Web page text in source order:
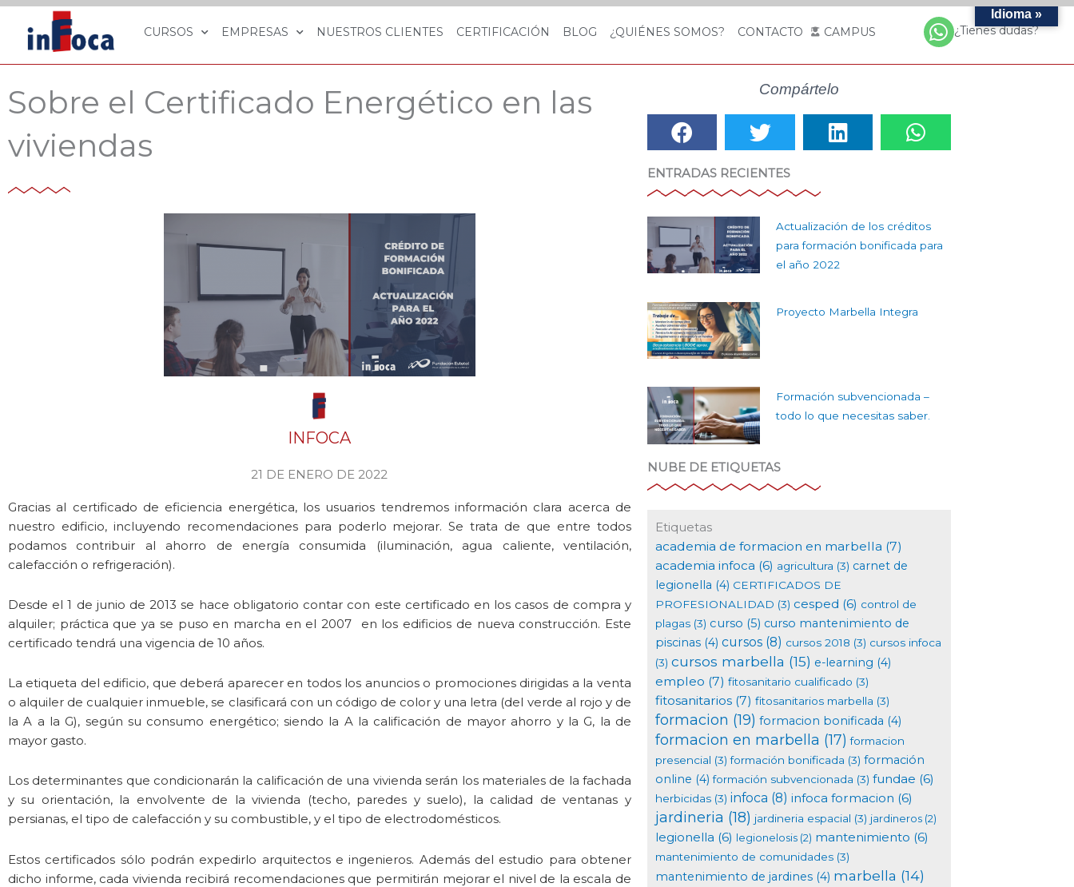
Ir
contenido
CURSOS EMPRESAS NUESTROS CLIENTES CERTIFICACIÓN BLOG ¿QUIÉNES SOMOS? CONTACTO CAMPUS ¿Tienes dudas?
Sobre el Certificado Energético en las
viviendas
INFOCA
21 DE ENERO DE 2022
Gracias al certificado de eficiencia energética, los usuarios tendremos información clara acerca de
nuestro edificio, incluyendo recomendaciones para poderlo mejorar. Se trata de que entre todos
podamos contribuir al ahorro de energía consumida (iluminación, agua caliente, ventilación,
calefacción o refrigeración).
Desde el 1 de junio de 2013 se hace obligatorio contar con este certificado en los casos de compra y
alquiler; práctica que ya se puso en marcha en el 2007 en los edificios de nueva construcción. Este
certificado tendrá una vigencia de 10 años.
La etiqueta del edificio, que deberá aparecer en todos los anuncios o promociones dirigidas a la venta
o alquiler de cualquier inmueble, se clasificará con un código de color y una letra (del verde al rojo y de
la A a la G), según su consumo energético; siendo la A la calificación de mayor ahorro y la G, la de
mayor gasto.
Los determinantes que condicionarán la calificación de una vivienda serán los materiales de la fachada
y su orientación, la envolvente de la vivienda (techo, paredes y suelo), la calidad de ventanas y
persianas, el tipo de calefacción y su combustible, y el tipo de electrodomésticos.
Estos certificados sólo podrán expedirlo arquitectos e ingenieros. Además del estudio para obtener
dicho informe, cada vivienda recibirá recomendaciones que permitirán mejorar el nivel de la escala de
Compártelo
ENTRADAS RECIENTES
Actualización de los créditos
para formación bonificada para
el año 2022
Proyecto Marbella Integra
Formación subvencionada –
todo lo que necesitas saber.
NUBE DE ETIQUETAS
Etiquetas
academia de formacion en marbella (7)
academia infoca (6) agricultura (3) carnet de
legionella (4) CERTIFICADOS DE
PROFESIONALIDAD (3) cesped (6) control de
plagas(3) curso (5) curso mantenimiento de
piscinas(4) cursos(8) cursos 2018 (3) cursos infoca
(3) cursos marbella (15) e-learning (4)
empleo (7) fitosanitario cualificado (3)
fitosanitarios(7) fitosanitarios marbella (3)
formacion (19) formacion bonificada (4)
formacion en marbella (17) formacion
presencial (3) formación bonificada (3) formación
online (4) formación subvencionada (3) fundae (6)
herbicidas(3) infoca (8) infoca formacion (6)
jardineria (18) jardineria espacial (3) jardineros(2)
legionella (6) legionelosis(2) mantenimiento (6)
mantenimiento de comunidades(3)
mantenimiento de jardines(4) marbella (14)
Idioma »